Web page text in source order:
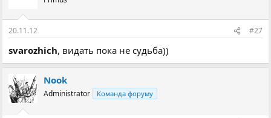
20.11.12 #27
svarozhich, видать пока не судьба))
Nook
Administrator Команда форуму